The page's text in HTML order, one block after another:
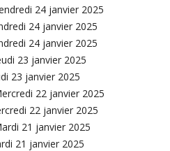
24 janvier 2025
24 janvier 2025
24 janvier 2025
23 janvier 2025
23 janvier 2025
22 janvier 2025
22 janvier 2025
21 janvier 2025
21 janvier 2025